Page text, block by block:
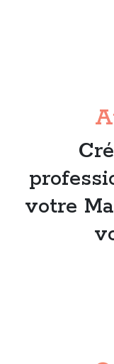
votre